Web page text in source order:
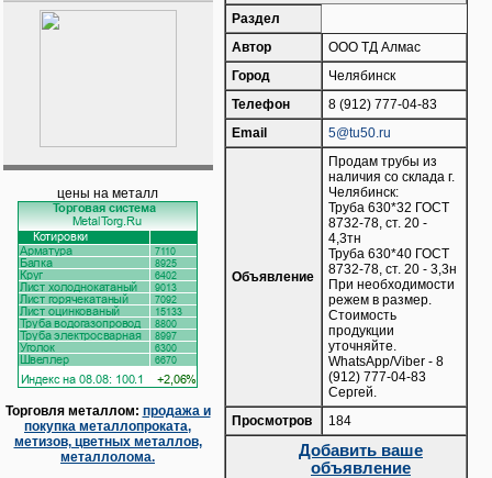
цены на металл
Торговля металлом: продажа и
покупка металлопроката,
метизов, цветных металлов,
металлолома.
Раздел
Автор
ООО ТД Алмас
Город
Челябинск
Телефон
8 (912) 777-04-83
Email
5@tu50.ru
Объявление
Продам трубы из
наличия со склада г.
Челябинск:
Труба 630*32 ГОСТ
8732-78, ст. 20 -
4,3тн
Труба 630*40 ГОСТ
8732-78, ст. 20 - 3,3н
При необходимости
режем в размер.
Стоимость
продукции
уточняйте.
WhatsApp/Viber - 8
(912) 777-04-83
Сергей.
Просмотров
184
Добавить ваше
объявление